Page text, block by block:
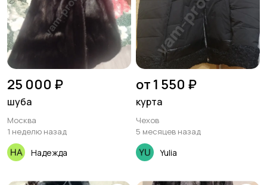
25 000 ₽
шуба
Москва
1 неделю назад
Надежда
от 1 550 ₽
курта
Чехов
5 месяцев назад
Yulia